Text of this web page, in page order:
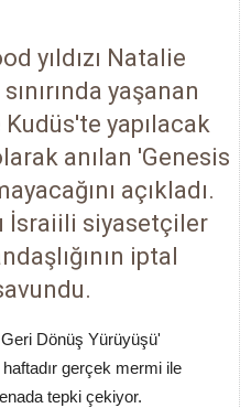
yıldızı Natalie
yaşanan
yapılacak
anılan 'Genesis
açıkladı.
İsraiili siyasetçiler
iptal
Dönüş Yürüyüşü'
gerçek mermi ile
tepki çekiyor.